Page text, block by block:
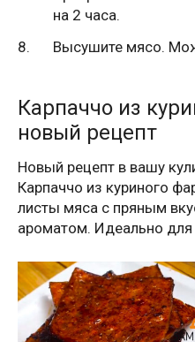
на 2 часа.
Высушите мясо.
Карпаччо из
новый рецепт
Новый рецепт в вашу
Карпаччо из куриного
листы мяса с пряным
ароматом. Идеально для